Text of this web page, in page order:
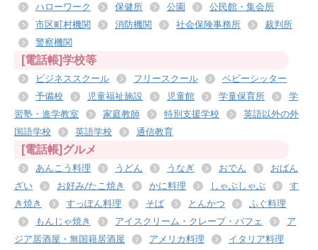
ハローワーク 保健所 公園
公民館・集会所
市区町村機関
消防機関 社会保険事務所
裁判所
警察機関
[電話帳]学校等
ビジネススクール フリースクール
ベビーシッター
予備校
児童福祉施設 児童館 学童保育所
学
習塾・進学教室
家庭教師 特別支援学校
英語以外の外
国語学校
英語学校 通信教育
[電話帳]グルメ
あんこう料理 うどん うなぎ おでん
おばん
ざい
お好み/たこ焼き かに料理 しゃぶしゃぶ
す
き焼き
すっぽん料理 そば とんかつ
ふぐ料理
もんじゃ焼き
アイスクリーム・クレープ・パフェ
ア
ジア居酒屋・無国籍居酒屋
アメリカ料理
イタリア料理